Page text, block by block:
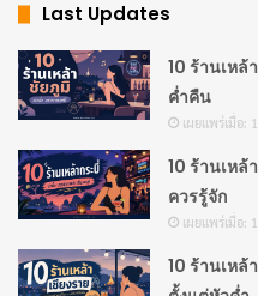
ความแตกต่างระหว่
ชนิดอื่น
หลายคนอาจสงสัยว่าดอกเ
ลายัน แตกต่างกันอย่างไร?
ดอกเกลือ (Fleur de
ละเอียด และละลายช้
Last Updates
10 ร้านเห
ค่ำคืน
เผยแพร่เมื่อ:
10 ร้านเหล้
ควรรู้จัก
เผยแพร่เมื่อ:
10 ร้านเหล้